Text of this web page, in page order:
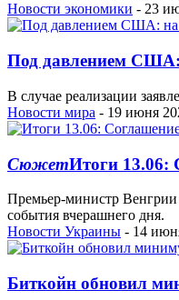
Новости экономики - 23
Под давлением США:
В случае реализации
Новости мира - 19 июня
СюжетИтоги 13.06:
Премьер-министр Венгрии
события вчерашнего дня.
Новости Украины - 14
Биткойн обновил